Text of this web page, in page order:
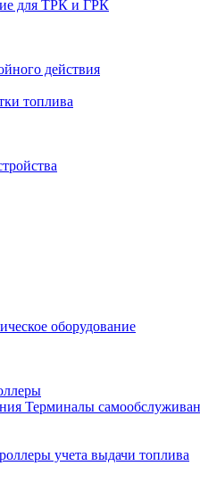
для ТРК и ГРК
действия
топлива
оборудование
Терминалы
учета выдачи топлива